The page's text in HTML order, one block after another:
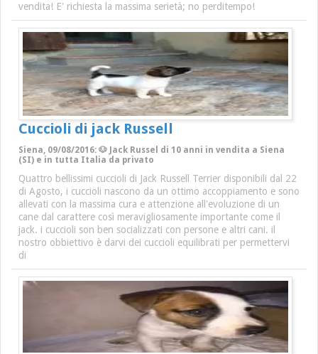
vendita! E' richiesta la massima serietà; no perditempo!
Cuccioli di jack Russell
Siena, 09/08/2016: 🐶 Jack Russel di 10 anni in vendita a Siena
(SI) e in tutta Italia da privato
Quattro bellissimi cuccioli di Jack Russell Terrier disponibili dal 22
di Agosto, i cuccioli nascono da un ottimo accoppiamento e sono
allevati con la massima cura e attenzione all'evoluzione di un
cane dal carattere così meravigliosamente importante come il
jack. i cuccioli son ben socializzati con persone e altri cani. il
nostro obbiettivo è darvi dei cuccioli equilibrati per permettervi
di